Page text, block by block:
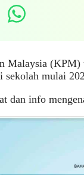
Malaysia (KPM)
sekolah mulai
dan info